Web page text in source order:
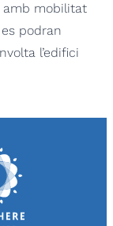
amb mobilitat
podran
l’edifici